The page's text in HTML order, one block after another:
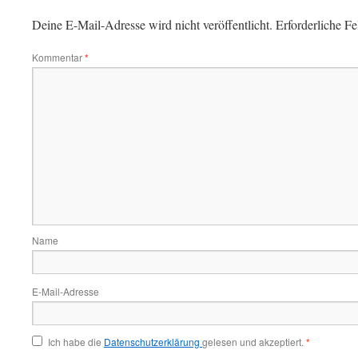
Deine E-Mail-Adresse wird nicht veröffentlicht. Erforderliche
Kommentar*
Name
E-Mail-Adresse
Ich habe die Datenschutzerklärung gelesen und akzeptiert. *